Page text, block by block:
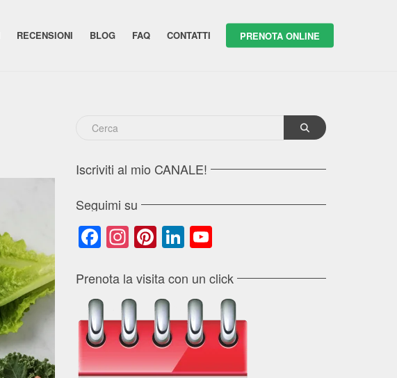
RECENSIONI BLOG FAQ CONTATTI PRENOTA ONLINE
Iscriviti al mio CANALE!
Seguimi su
Facebook
Instagram
Pinterest
LinkedIn
Prenota la visita con un click